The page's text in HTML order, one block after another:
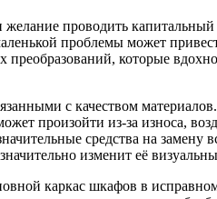
проводить
проблемы может
которые
с качеством
произойти из-за износа,
средства на замену
изменит её
каркас шкафов в